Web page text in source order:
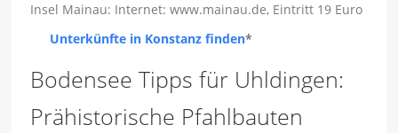
Insel Mainau: Internet: www.mainau.de, Eintritt 19 Euro
Unterkünfte in Konstanz finden*
Bodensee Tipps für Uhldingen:
Prähistorische Pfahlbauten